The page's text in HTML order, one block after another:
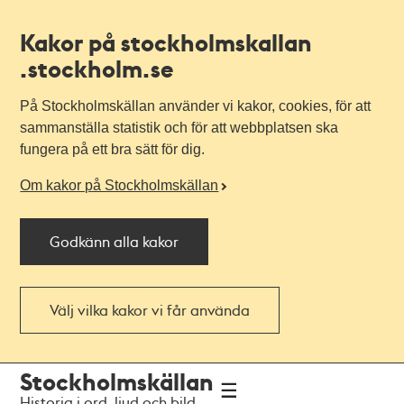
Kakor på stockholmskallan
.stockholm.se
På Stockholmskällan använder vi kakor, cookies, för att
sammanställa statistik och för att webbplatsen ska
fungera på ett bra sätt för dig.
Om kakor på Stockholmskällan
Godkänn alla kakor
Välj vilka kakor vi får använda
navigationen
huvudinnehållet
Stockholmskällan